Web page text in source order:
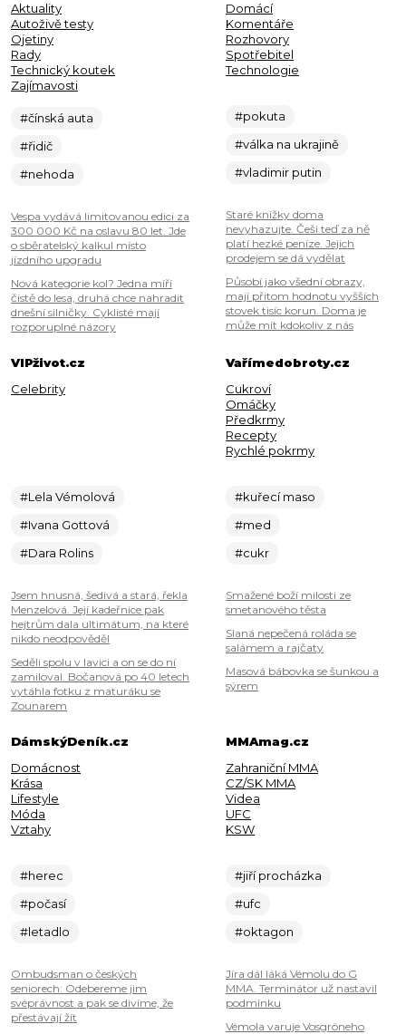
Aktuality
Autoživě testy
Ojetiny
Rady
Technický koutek
Zajímavosti
#čínská auta
#řidič
#nehoda
Vespa vydává limitovanou edici za
300 000 Kč na oslavu 80 let. Jde
o sběratelský kalkul místo
jízdního upgradu
Nová kategorie kol? Jedna míří
čistě do lesa, druhá chce nahradit
dnešní silničky. Cyklisté mají
rozporuplné názory
Domácí
Komentáře
Rozhovory
Spotřebitel
Technologie
#pokuta
#válka na ukrajině
#vladimir putin
Staré knížky doma
nevyhazujte. Češi teď za ně
platí hezké peníze. Jejich
prodejem se dá vydělat
Působí jako všední obrazy,
mají přitom hodnotu vyšších
stovek tisíc korun. Doma je
může mít kdokoliv z nás
VIPživot.cz
Celebrity
#Lela Vémolová
#Ivana Gottová
#Dara Rolins
Jsem hnusná, šedivá a stará, řekla
Menzelová. Její kadeřnice pak
hejtrům dala ultimátum, na které
nikdo neodpověděl
Seděli spolu v lavici a on se do ní
zamiloval. Bočanová po 40 letech
vytáhla fotku z maturáku se
Zounarem
Vařímedobroty.cz
Cukroví
Omáčky
Předkrmy
Recepty
Rychlé pokrmy
#kuřecí maso
#med
#cukr
Smažené boží milosti ze
smetanového těsta
Slaná nepečená roláda se
salámem a rajčaty
Masová bábovka se šunkou a
sýrem
DámskýDeník.cz
Domácnost
Krása
Lifestyle
Móda
Vztahy
#herec
#počasí
#letadlo
Ombudsman o českých
seniorech: Odebereme jim
svéprávnost a pak se divíme, že
přestávají žít
MMAmag.cz
Zahraniční MMA
CZ/SK MMA
Videa
UFC
KSW
#jiří procházka
#ufc
#oktagon
Jíra dál láká Vémolu do G
MMA. Terminátor už nastavil
podmínku
Vémola varuje Vosgröneho